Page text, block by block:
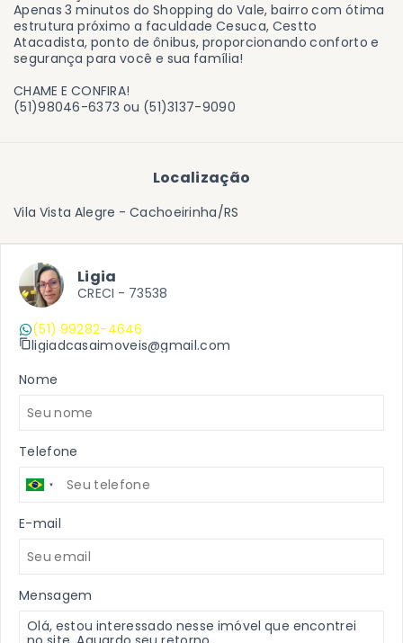
Apenas 3 minutos do Shopping do Vale, bairro com ótima
estrutura próximo a faculdade Cesuca, Cestto
Atacadista, ponto de ônibus, proporcionando conforto e
segurança para você e sua família!
CHAME E CONFIRA!
(51)98046-6373 ou (51)3137-9090
Localização
Vila Vista Alegre - Cachoeirinha/RS
Ligia
CRECI - 73538
(51) 99282-4646
ligiadcasaimoveis@gmail.com
Nome
Telefone
E-mail
Mensagem